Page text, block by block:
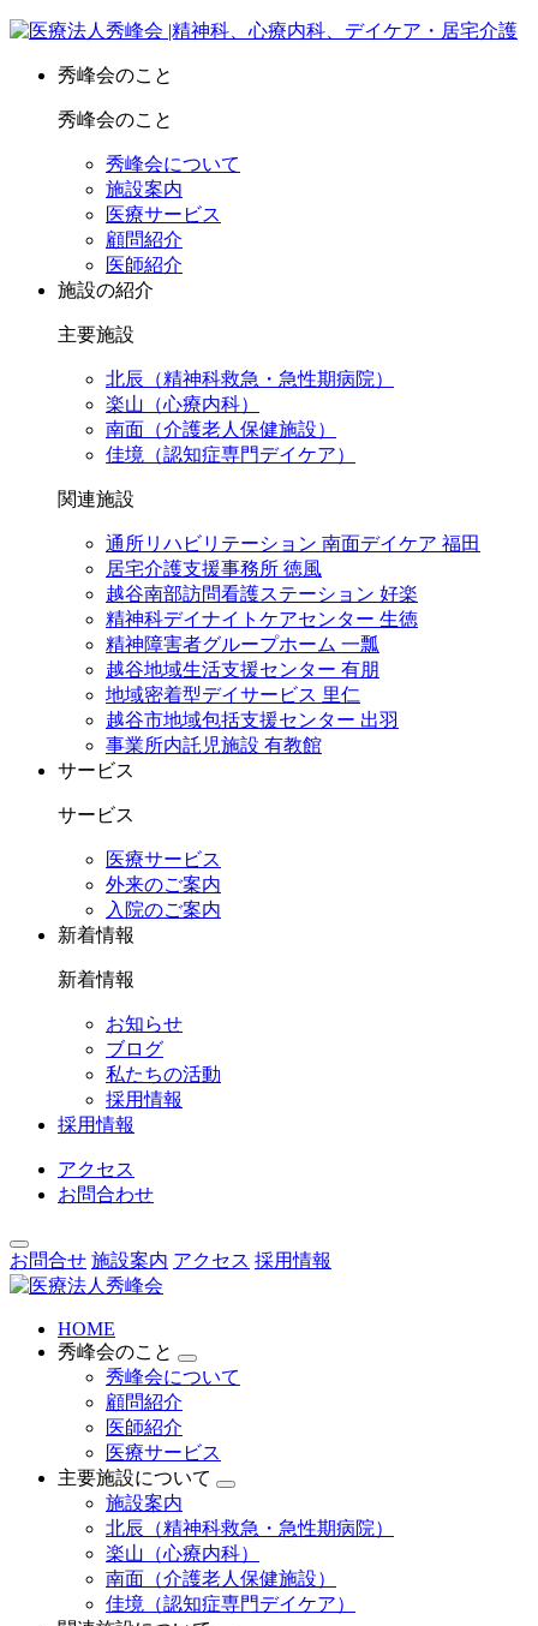
秀峰会のこと
秀峰会のこと
秀峰会について
施設案内
医療サービス
顧問紹介
医師紹介
施設の紹介
主要施設
北辰（精神科救急・急性期病院）
楽山（心療内科）
南面（介護老人保健施設）
佳境（認知症専門デイケア）
関連施設
通所リハビリテーション 南面デイケア 福田
居宅介護支援事務所 徳風
越谷南部訪問看護ステーション 好楽
精神科デイナイトケアセンター 生徳
精神障害者グループホーム 一瓢
越谷地域生活支援センター 有朋
地域密着型デイサービス 里仁
越谷市地域包括支援センター 出羽
事業所内託児施設 有教館
サービス
サービス
医療サービス
外来のご案内
入院のご案内
新着情報
新着情報
お知らせ
ブログ
私たちの活動
採用情報
採用情報
アクセス
お問合わせ
お問合せ 施設案内 アクセス 採用情報
HOME
秀峰会のこと
秀峰会について
顧問紹介
医師紹介
医療サービス
主要施設について
施設案内
北辰（精神科救急・急性期病院）
楽山（心療内科）
南面（介護老人保健施設）
佳境（認知症専門デイケア）